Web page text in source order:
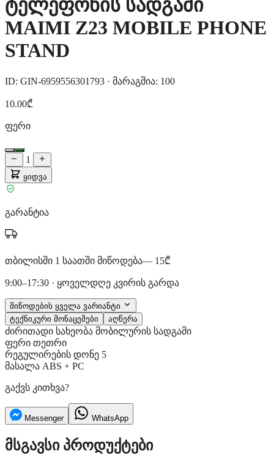
ტელეფონის სადგამი
MAIMI Z23 MOBILE PHONE
STAND
ID: GIN-6959556301793 · მარაგშია: 100
10.00₾
ფერი
1
ყიდვა
გარანტია
თბილისში 1 საათში მიწოდება— 15₾
9:00–17:30 · ყოველდღე კვირის გარდა
მიწოდების ყველა ვარიანტი
ტექნიკური მონაცემები
აღწერა
ძირითადი სახეობა მობილურის სადგამი
ფერი თეთრი
რეგულირების დონე 5
მასალა ABS + PC
გაქვს კითხვა?
Messenger WhatsApp
მსგავსი პროდუქტები